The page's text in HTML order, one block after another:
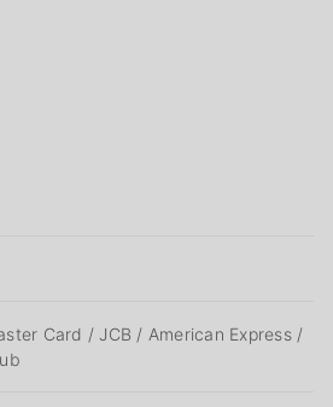
Card / JCB / American Express /